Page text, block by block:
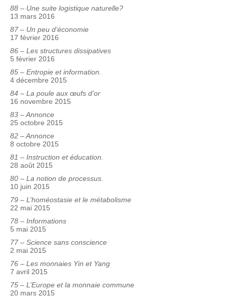
88 – Une suite logistique naturelle?
13 mars 2016
87 – Un peu d’économie
17 février 2016
86 – Les structures dissipatives
5 février 2016
85 – Entropie et information.
4 décembre 2015
84 – La poule aux œufs d’or
16 novembre 2015
83 – Annonce
25 octobre 2015
82 – Annonce
8 octobre 2015
81 – Instruction et éducation.
28 août 2015
80 – La notion de processus.
10 juin 2015
79 – L’homéostasie et le métabolisme
22 mai 2015
78 – Informations
5 mai 2015
77 – Science sans conscience
2 mai 2015
76 – Les monnaies Yin et Yang
7 avril 2015
75 – L’Europe et la monnaie commune
20 mars 2015